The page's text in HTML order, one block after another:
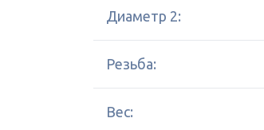
Диаметр 2:
Резьба:
Вес: